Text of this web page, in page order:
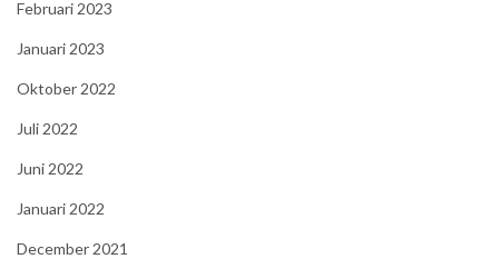
Februari 2023
Januari 2023
Oktober 2022
Juli 2022
Juni 2022
Januari 2022
December 2021